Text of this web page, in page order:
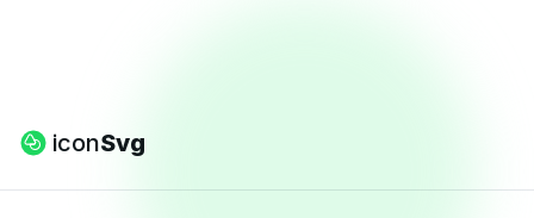
iconSvg